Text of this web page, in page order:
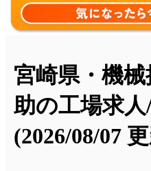
宮崎県・機
助の工場求
(2026/08/07